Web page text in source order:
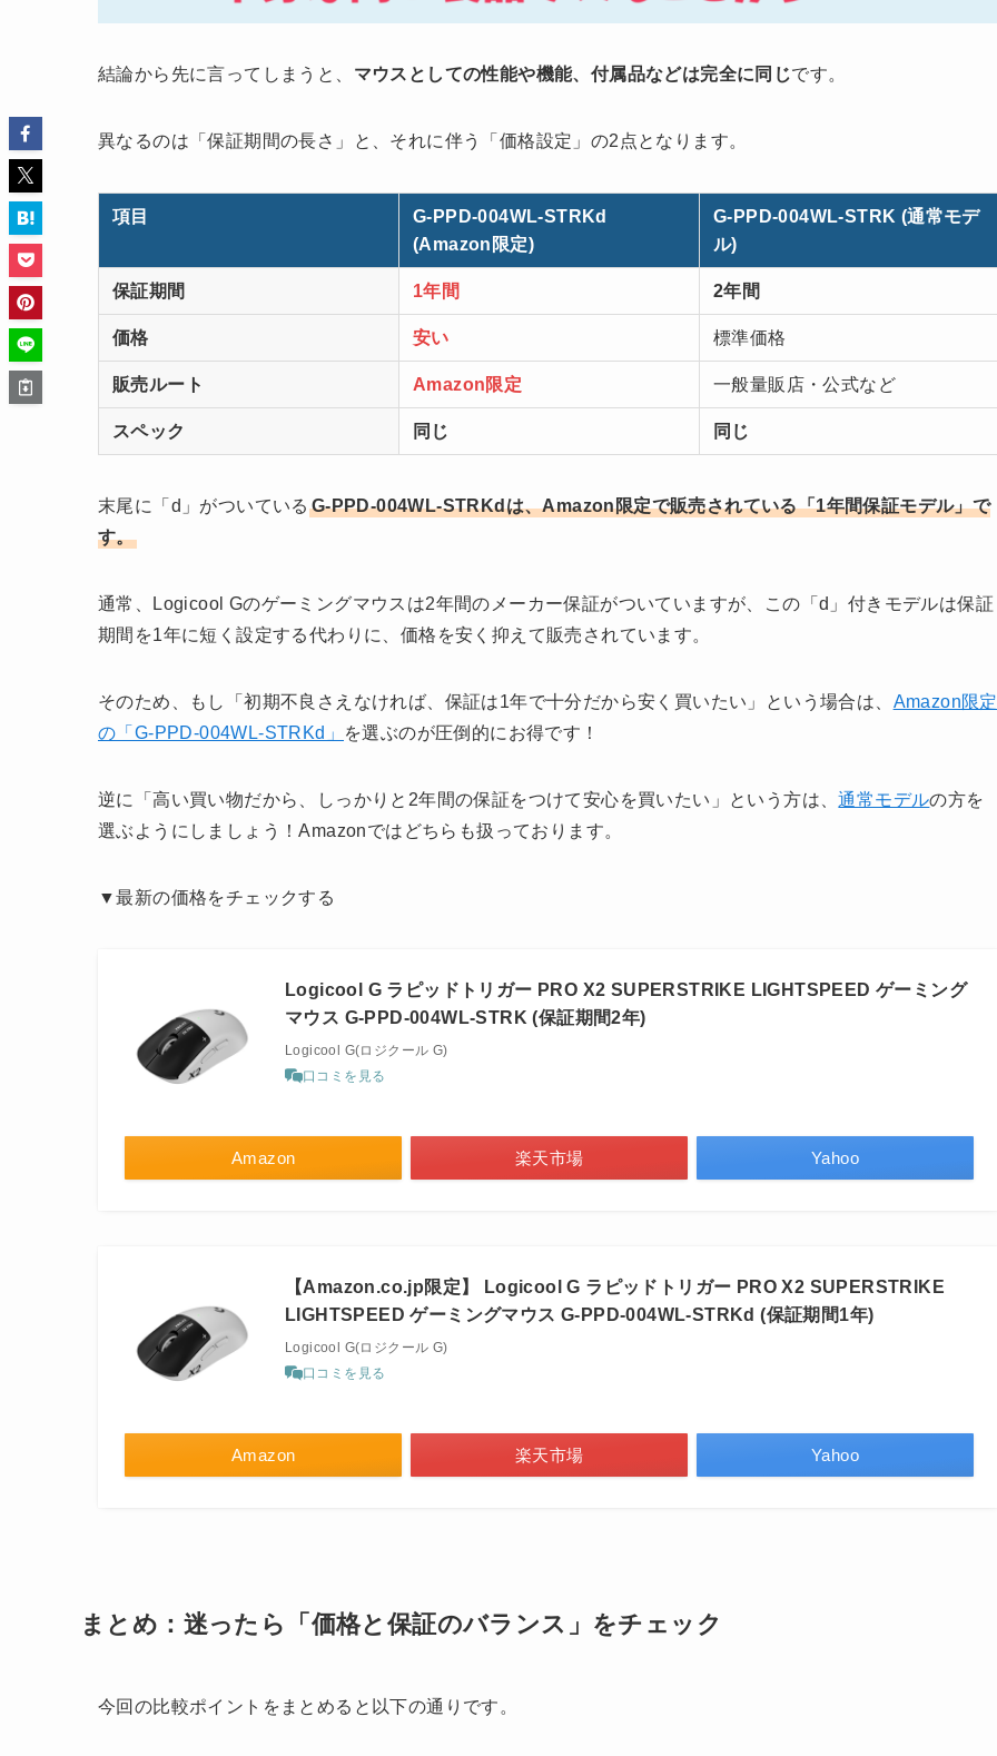
結論から先に言ってしまうと、 マウスとしての性能や機能、付属品などは完全に同じです。
異なるのは「保証期間の長さ」と、それに伴う「価格設定」の2点となります。
項目
G-PPD-004WL-STRKd
(Amazon限定)
G-PPD-004WL-STRK (通常モデ
ル)
保証期間 1年間 2年間
価格 安い 標準価格
販売ルート Amazon限定 一般量販店・公式など
スペック 同じ 同じ
末尾に「d」がついている G-PPD-004WL-STRKdは、Amazon限定で販売されている「1年間保証モデル」で
す。
通常、Logicool Gのゲーミングマウスは2年間のメーカー保証がついていますが、この「d」付きモデルは保証
期間を1年に短く設定する代わりに、価格を安く抑えて販売されています。
そのため、もし「初期不良さえなければ、保証は1年で十分だから安く買いたい」という場合は、 Amazon限定
の「G-PPD-004WL-STRKd」
を選ぶのが圧倒的にお得です！
逆に「高い買い物だから、しっかりと2年間の保証をつけて安心を買いたい」という方は、通常モデルの方を
選ぶようにしましょう！Amazonではどちらも扱っております。
▼最新の価格をチェックする
Logicool G ラピッドトリガー PRO X2 SUPERSTRIKE LIGHTSPEED ゲーミング
マウス G-PPD-004WL-STRK (保証期間2年)
Logicool G(ロジクール G)
口コミを見る
Amazon 楽天市場 Yahoo
【Amazon.co.jp限定】 Logicool G ラピッドトリガー PRO X2 SUPERSTRIKE
LIGHTSPEED ゲーミングマウス G-PPD-004WL-STRKd (保証期間1年)
Logicool G(ロジクール G)
口コミを見る
Amazon 楽天市場 Yahoo
まとめ：迷ったら「価格と保証のバランス」をチェック
今回の比較ポイントをまとめると以下の通りです。